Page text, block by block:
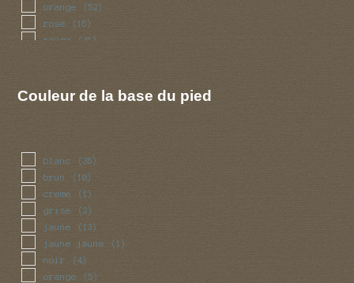
orange (52)
rose (15)
rouge (41)
Couleur de la base du pied
blanc (35)
brun (10)
creme (1)
grise (2)
jaune (13)
jaune jaune (1)
noir (4)
orange (5)